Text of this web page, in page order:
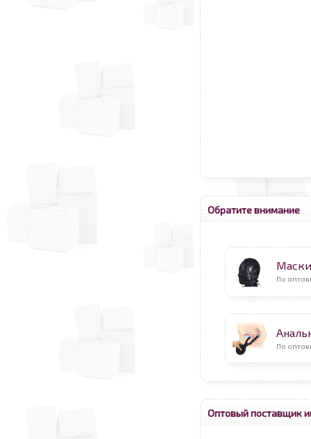
Обратите внимание
Маски
По
По
Оптовый поставщик